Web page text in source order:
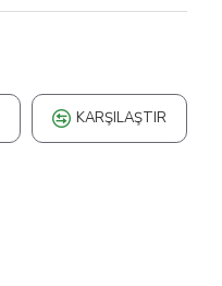
KARŞILAŞTIR